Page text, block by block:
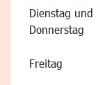
Dienstag und
Donnerstag
Freitag